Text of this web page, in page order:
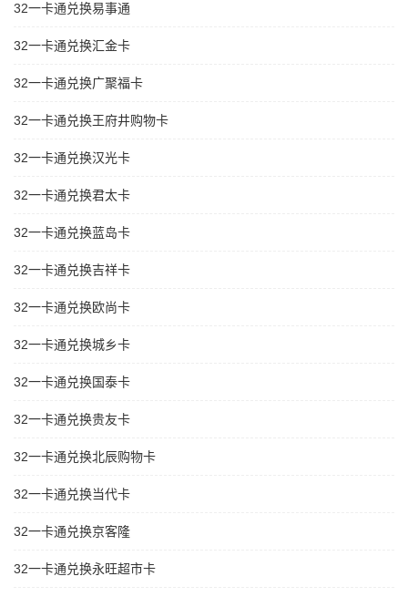
32一卡通兑换易事通
32一卡通兑换汇金卡
32一卡通兑换广聚福卡
32一卡通兑换王府井购物卡
32一卡通兑换汉光卡
32一卡通兑换君太卡
32一卡通兑换蓝岛卡
32一卡通兑换吉祥卡
32一卡通兑换欧尚卡
32一卡通兑换城乡卡
32一卡通兑换国泰卡
32一卡通兑换贵友卡
32一卡通兑换北辰购物卡
32一卡通兑换当代卡
32一卡通兑换京客隆
32一卡通兑换永旺超市卡